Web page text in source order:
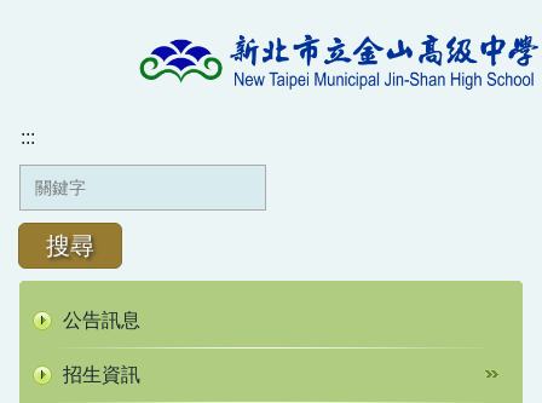
內
容
:::
搜尋
公告訊息
招生資訊